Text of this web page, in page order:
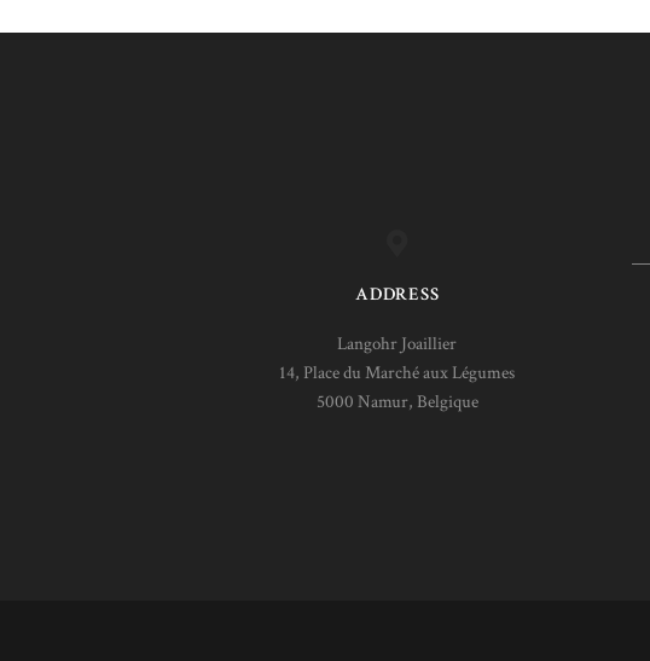
ADDRESS
Langohr Joaillier
14, Place du Marché aux Légumes
5000 Namur, Belgique